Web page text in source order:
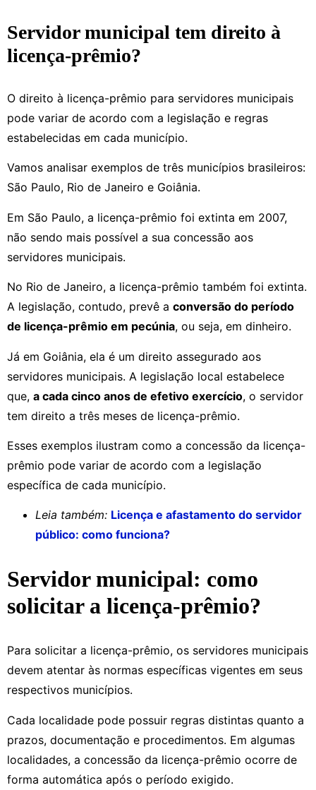
Servidor municipal tem direito à
licença-prêmio?
O direito à licença-prêmio para servidores municipais
pode variar de acordo com a legislação e regras
estabelecidas em cada município.
Vamos analisar exemplos de três municípios brasileiros:
São Paulo, Rio de Janeiro e Goiânia.
Em São Paulo, a licença-prêmio foi extinta em 2007,
não sendo mais possível a sua concessão aos
servidores municipais.
No Rio de Janeiro, a licença-prêmio também foi extinta.
A legislação, contudo, prevê a conversão do período
de licença-prêmio em pecúnia, ou seja, em dinheiro.
Já em Goiânia, ela é um direito assegurado aos
servidores municipais. A legislação local estabelece
que, a cada cinco anos de efetivo exercício, o servidor
tem direito a três meses de licença-prêmio.
Esses exemplos ilustram como a concessão da licença-
prêmio pode variar de acordo com a legislação
específica de cada município.
Leia também: Licença e afastamento do servidor
público: como funciona?
Servidor municipal: como
solicitar a licença-prêmio?
Para solicitar a licença-prêmio, os servidores municipais
devem atentar às normas específicas vigentes em seus
respectivos municípios.
Cada localidade pode possuir regras distintas quanto a
prazos, documentação e procedimentos. Em algumas
localidades, a concessão da licença-prêmio ocorre de
forma automática após o período exigido.